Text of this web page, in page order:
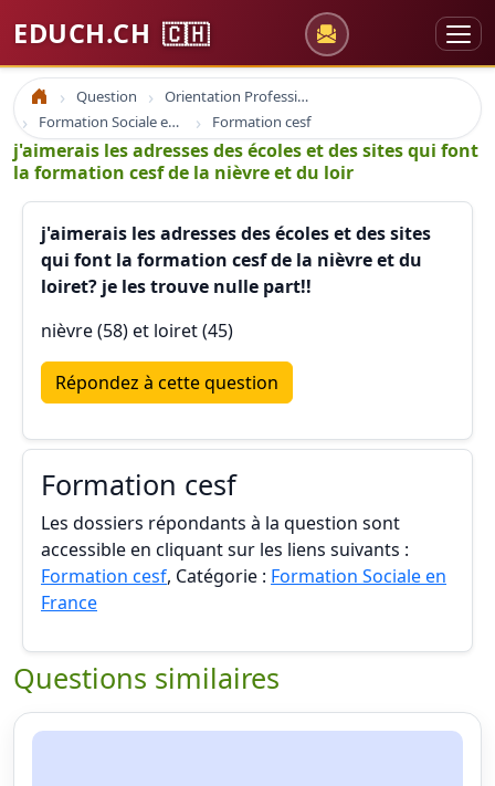
EDUCH.CH 🇨🇭
Accueil Question
Orientation Professionnelle
Formation Sociale en France
Formation cesf
j'aimerais les adresses des écoles et des sites qui font
la formation cesf de la nièvre et du loir
j'aimerais les adresses des écoles et des sites
qui font la formation cesf de la nièvre et du
loiret? je les trouve nulle part!!
nièvre (58) et loiret (45)
Répondez à cette question
Formation cesf
Les dossiers répondants à la question sont
accessible en cliquant sur les liens suivants :
Formation cesf, Catégorie : Formation Sociale en
France
Questions similaires